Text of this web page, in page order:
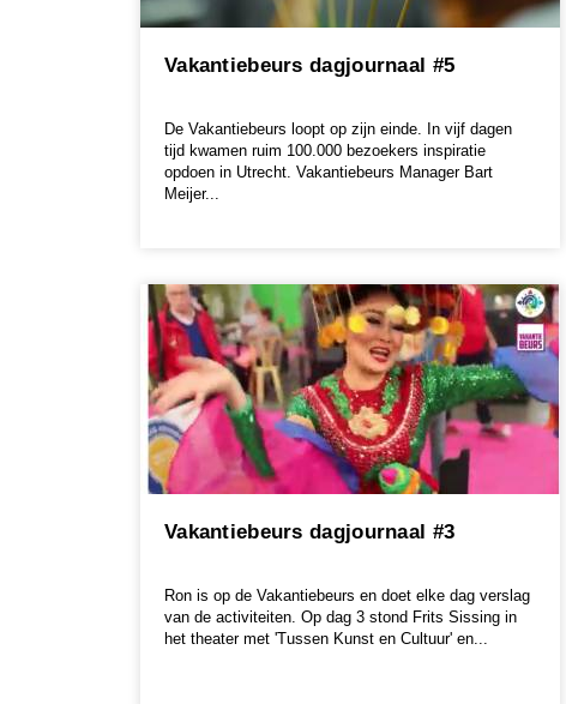
Vakantiebeurs dagjournaal #5
De Vakantiebeurs loopt op zijn einde. In vijf dagen
tijd kwamen ruim 100.000 bezoekers inspiratie
opdoen in Utrecht. Vakantiebeurs Manager Bart
Meijer...
Vakantiebeurs dagjournaal #3
Ron is op de Vakantiebeurs en doet elke dag verslag
van de activiteiten. Op dag 3 stond Frits Sissing in
het theater met 'Tussen Kunst en Cultuur' en...